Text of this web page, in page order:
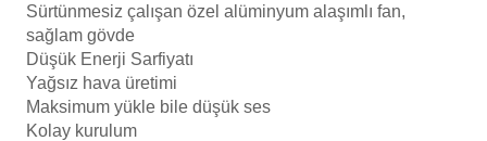
Yangın Pompası
Sürtünmesiz çalışan özel alüminyum alaşımlı fan,
sağlam gövde
Düşük Enerji Sarfiyatı
Yağsız hava üretimi
Maksimum yükle bile düşük ses
Kolay kurulum